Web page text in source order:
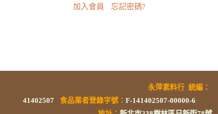
加入會員 忘記密碼?
永萍素料行 統編 ：
41402507
食品業者登錄字號： F-141402507-00000-6